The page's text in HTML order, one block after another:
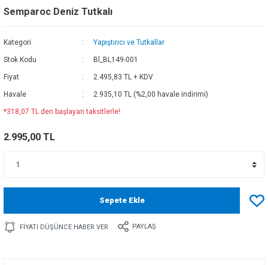
Semparoc Deniz Tutkalı
Kategori Yapıştırıcı ve Tutkallar
Stok Kodu Bl_BL149-001
Fiyat 2.495,83 TL + KDV
Havale 2.935,10 TL (%2,00 havale indirimi)
*318,07 TL den başlayan taksitlerle!
2.995,00 TL
Sepete Ekle
FIYATI DÜŞÜNCE HABER VER PAYLAŞ